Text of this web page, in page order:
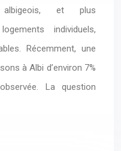
et plus
individuels,
Récemment, une
à Albi d’environ 7%
La question